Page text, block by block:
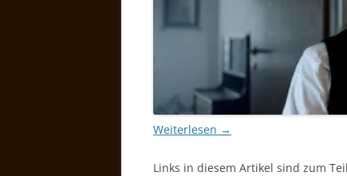
Weiterlesen →
Links in diesem Artikel sind zum